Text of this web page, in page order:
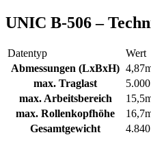
UNIC B-506 –
Datentyp
Wert
Abmessungen (LxBxH)
max. Traglast
max. Arbeitsbereich
max. Rollenkopfhöhe
Gesamtgewicht